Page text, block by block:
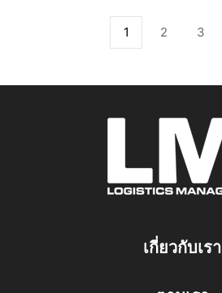
1 2 3
เกี่ยวกับเรา